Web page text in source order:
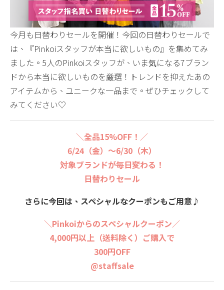
今月も日替わりセールを開催！今回の日替わりセールで
は、『Pinkoiスタッフが本当に欲しいもの』を集めてみ
ました。5人のPinkoiスタッフが、いま気になる7ブラン
ドから本当に欲しいものを厳選！トレンドを抑えたあの
アイテムから、ユニークな一品まで。ぜひチェックして
みてください♡
＼全品15%OFF！／
6/24（金）〜6/30（木）
対象ブランドが毎日変わる！
日替わりセール
さらに今回は、スペシャルなクーポンもご用意♪
＼Pinkoiからのスペシャルクーポン／
4,000円以上（送料除く）ご購入で
300円OFF
@staffsale